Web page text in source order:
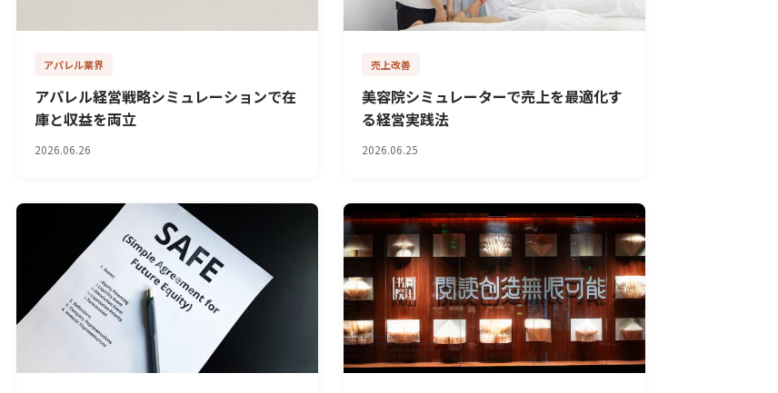
アパレル業界
アパレル経営戦略シミュレーションで在
庫と収益を両立
2026.06.26
売上改善
美容院シミュレーターで売上を最適化す
る経営実践法
2026.06.25